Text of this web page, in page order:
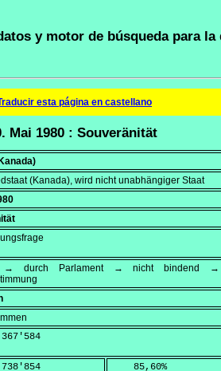
y motor de búsqueda para
esta página en castellano
Mai 1980 : Souveränität
(Kanada), wird nicht unabhängiger Staat
→ durch Parlament → nicht bindend →
    85,60
%